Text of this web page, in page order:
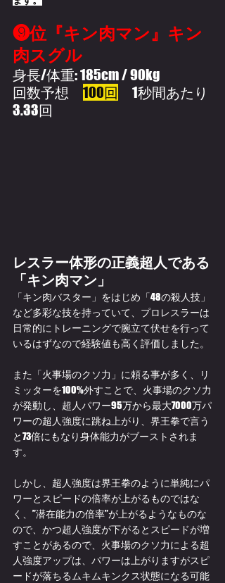
❾位『キン肉マン』キン
肉スグル
身長/体重: 185cm / 90kg
回数予想 100回 1秒間あたり
3.33回
レスラー体形の正義超人である
「キン肉マン」
「キン肉バスター」をはじめ「48の殺人技」
など多彩な技を持っていて、プロレスラーは
日常的にトレーニングで腕立て伏せを行って
いるはずなので経験値も高く評価しました。
また「火事場のクソ力」に頼る事が多く、リ
ミッターを100%外すことで、火事場のクソ力
が発動し、超人パワー95万から最大7000万パ
ワーの超人強度に跳ね上がり、界王拳で言う
と73倍にもなり身体能力がブーストされま
す。
しかし、超人強度は界王拳のように単純にパ
ワーとスピードの倍率が上がるものではな
く、”潜在能力の倍率”が上がるようなものな
ので、かつ超人強度が下がるとスピードが増
すことがあるので、火事場のクソ力による超
人強度アップは、パワーは上がりますがスピ
ードが落ちるムキムキンクス状態になる可能